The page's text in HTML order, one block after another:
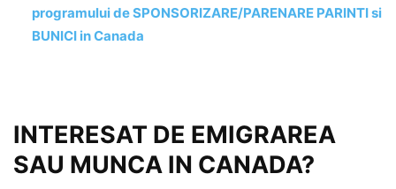
programului de SPONSORIZARE/PARENARE PARINTI si
BUNICI in Canada
INTERESAT DE EMIGRAREA
SAU MUNCA IN CANADA?